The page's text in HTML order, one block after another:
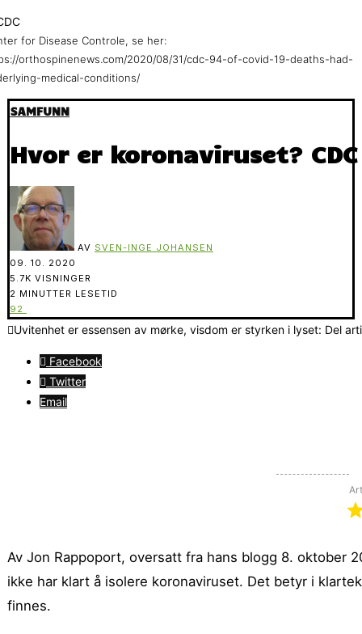
for Disease Controle, se her:
orthospinenews.com/2020/08/31/cdc-94-of-covid-19-deaths-had-
medical-conditions/
SAMFUNN
Hvor er koronaviruset?
AV SVEN-INGE JOHANSEN
09. 10. 2020
5.7K VISNINGER
2 MINUTTER LESETID
92
Uvitenhet er essensen av mørke, visdom er styrken i lyset: Del
Facebook
Twitter
Email
Av Jon Rappoport, oversatt fra hans blogg 8. oktober
ikke har klart å isolere koronaviruset. Det betyr i
finnes.